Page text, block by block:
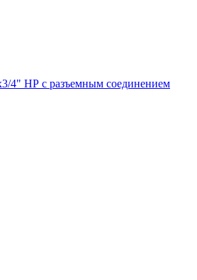
4" НР с разъемным соединением